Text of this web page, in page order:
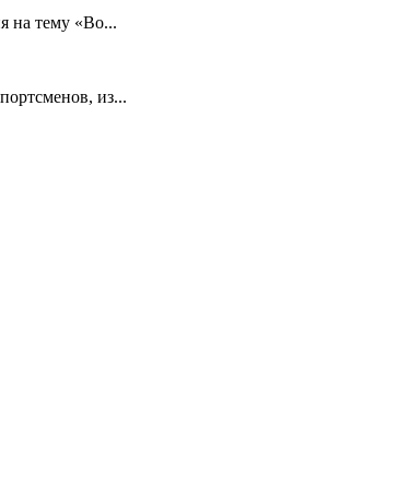
на тему «Во...
из...